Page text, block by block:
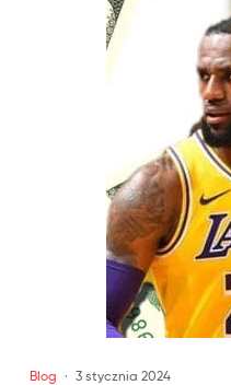
Blog 3 stycznia 2024